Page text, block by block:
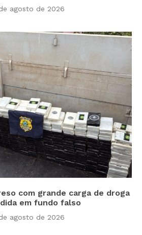
agosto de 2026
com grande carga de droga
em fundo falso
agosto de 2026